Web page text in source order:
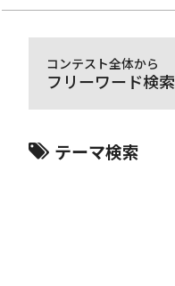
コンテスト全体から
フリーワード検索
テーマ検索